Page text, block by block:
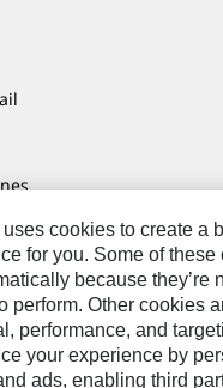
Systems
cookies to create a
for you. Some of these
because they’re
perform. Other cookies
performance, and
your experience by
ads, enabling third